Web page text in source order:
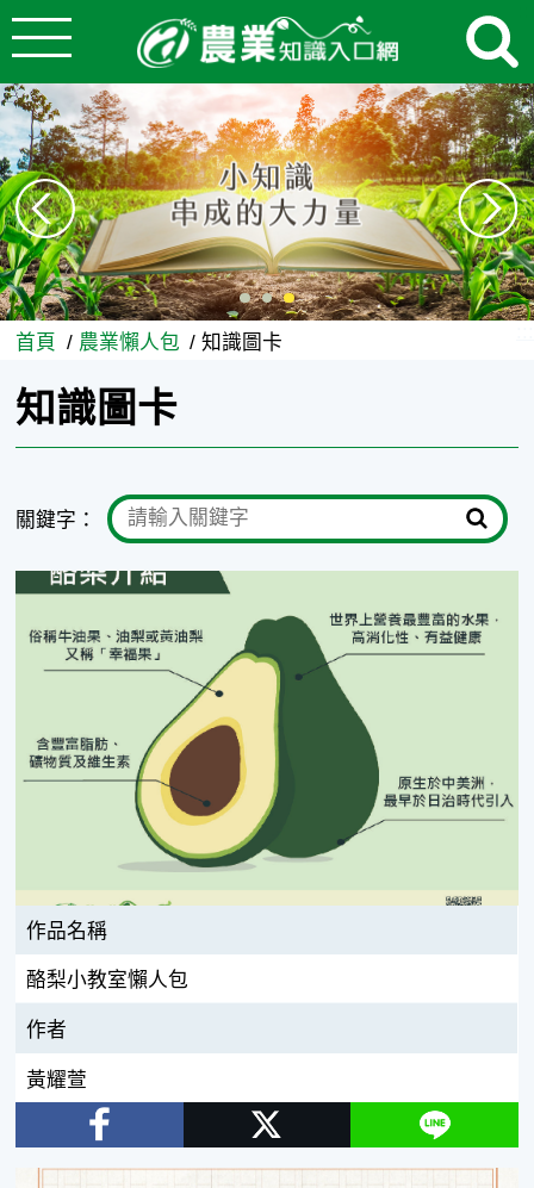
跳到主要內容
知識圖卡 - 農業知識入口網
首頁 農業懶人包 知識圖卡
知識圖卡
關鍵字：
Facebook
作品名稱
酪梨小教室懶人包
作者
黃耀萱